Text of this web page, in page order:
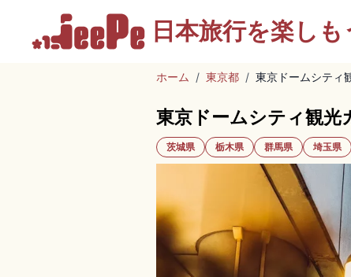
日本旅行を楽しも
ホーム / 東京都 / 東京ドームシティ
東京ドームシティ観光
茨城県 栃木県 群馬県 埼玉県